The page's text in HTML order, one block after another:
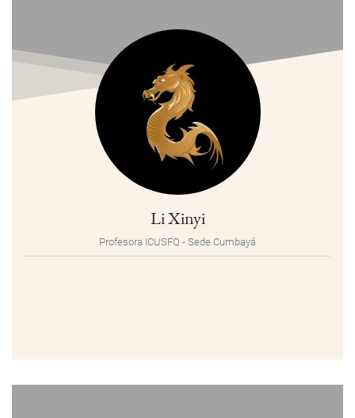
Li Xinyi
Profesora ICUSFQ - Sede Cumbayá